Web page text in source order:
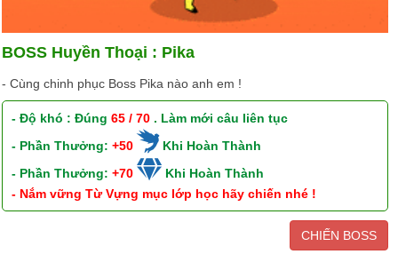
BOSS Huyền Thoại : Pika
- Cùng chinh phục Boss Pika nào anh em !
- Độ khó : Đúng65 / 70 . Làm mới câu liên tục
- Phần Thưởng:+50
Khi Hoàn Thành
- Phần Thưởng:+70
Khi Hoàn Thành
- Nắm vững Từ Vựng mục lớp học hãy chiến nhé !
CHIẾN BOSS